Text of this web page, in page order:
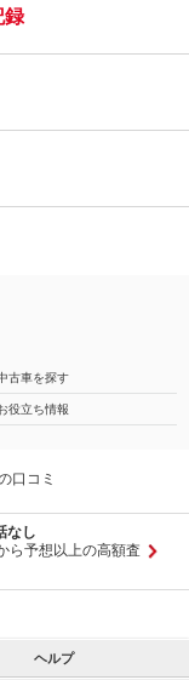
録
古車を探す
役立ち情報
口コミ
なし
ら予想以上の高額査
ヘルプ